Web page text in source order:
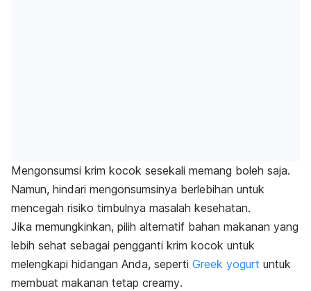
Mengonsumsi krim kocok sesekali memang boleh saja.
Namun, hindari mengonsumsinya berlebihan untuk
mencegah risiko timbulnya masalah kesehatan.
Jika memungkinkan, pilih alternatif bahan makanan yang
lebih sehat sebagai pengganti krim kocok untuk
melengkapi hidangan Anda, seperti Greek yogurt untuk
membuat makanan tetap creamy.